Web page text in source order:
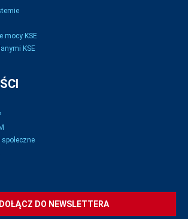
mocy KSE
KSE
DOŁĄCZ DO NEWSLETTERA